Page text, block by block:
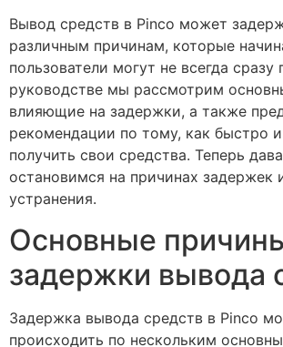
Вывод средств в Pinco может
различным причинам, которые
пользователи могут не всегда сразу
руководстве мы рассмотрим
влияющие на задержки, а также
рекомендации по тому, как быстро и
получить свои средства. Теперь
остановимся на причинах задержек
устранения.
Основные
задержки вывода
Задержка вывода средств в Pinco
происходить по нескольким